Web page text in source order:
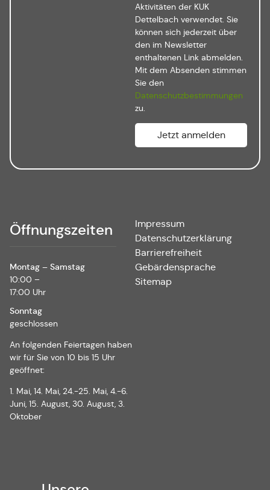
Aktivitäten der KUK
Dettelbach verwendet. Sie
können sich jederzeit über
den im Newsletter
enthaltenen Link abmelden.
Mit dem Absenden stimmen
Sie den
Datenschutzbestimmungen
zu.
Öffnungszeiten
Montag – Samstag
10:00 –
17:00 Uhr
Sonntag
geschlossen
An folgenden Feiertagen haben
wir für Sie von 10 bis 15 Uhr
geöffnet:
1. Mai, 14. Mai, 24.-25. Mai, 4.-6.
Juni, 15. August, 30. August, 3.
Oktober
Impressum
Datenschutzerklärung
Barrierefreiheit
Gebärdensprache
Sitemap